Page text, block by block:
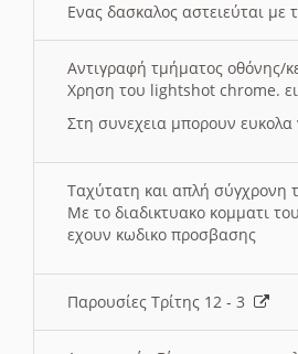
Ενας δασκαλος αστειεύται
Αντιγραφή τμήματος οθόνης/
Χρηση του lightshot chrome.
Στη συνεχεια μπορουν
Ταχύτατη και απλή σύγχρονη
Με το διαδικτυακο κομματι
εχουν κωδικο προσβασης
Παρουσίες Τρίτης 12 - 3